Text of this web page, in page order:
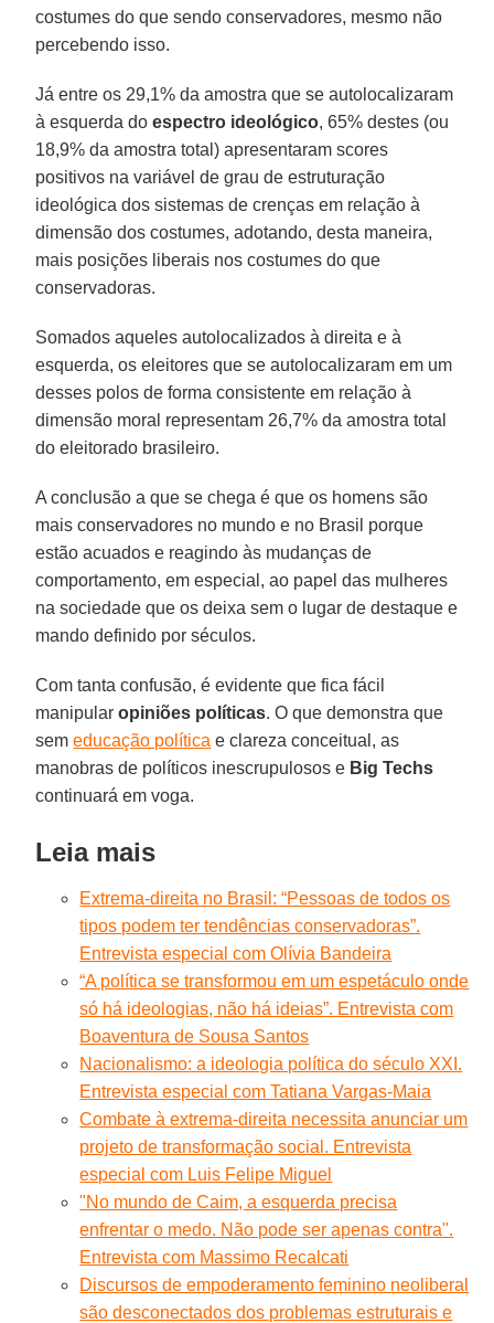
costumes do que sendo conservadores, mesmo não
percebendo isso.
Já entre os 29,1% da amostra que se autolocalizaram
à esquerda doespectro ideológico, 65% destes (ou
18,9% da amostra total) apresentaram scores
positivos na variável de grau de estruturação
ideológica dos sistemas de crenças em relação à
dimensão dos costumes, adotando, desta maneira,
mais posições liberais nos costumes do que
conservadoras.
Somados aqueles autolocalizados à direita e à
esquerda, os eleitores que se autolocalizaram em um
desses polos de forma consistente em relação à
dimensão moral representam 26,7% da amostra total
do eleitorado brasileiro.
A conclusão a que se chega é que os homens são
mais conservadores no mundo e no Brasil porque
estão acuados e reagindo às mudanças de
comportamento, em especial, ao papel das mulheres
na sociedade que os deixa sem o lugar de destaque e
mando definido por séculos.
Com tanta confusão, é evidente que fica fácil
manipularopiniões políticas. O que demonstra que
semeducação política e clareza conceitual, as
manobras de políticos inescrupulosos e Big Techs
continuará em voga.
Leia mais
Extrema-direita no Brasil: “Pessoas de todos os
tipos podem ter tendências conservadoras”.
Entrevista especial com Olívia Bandeira
“A política se transformou em um espetáculo onde
só há ideologias, não há ideias”. Entrevista com
Boaventura de Sousa Santos
Nacionalismo: a ideologia política do século XXI.
Entrevista especial com Tatiana Vargas-Maia
Combate à extrema-direita necessita anunciar um
projeto de transformação social. Entrevista
especial com Luis Felipe Miguel
"No mundo de Caim, a esquerda precisa
enfrentar o medo. Não pode ser apenas contra".
Entrevista com Massimo Recalcati
Discursos de empoderamento feminino neoliberal
são desconectados dos problemas estruturais e